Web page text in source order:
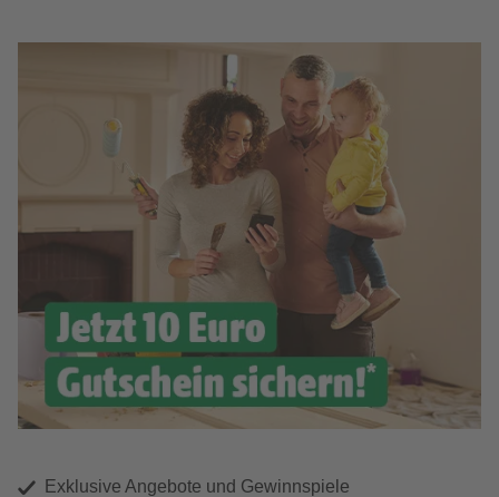
Exklusive Angebote und Gewinnspiele